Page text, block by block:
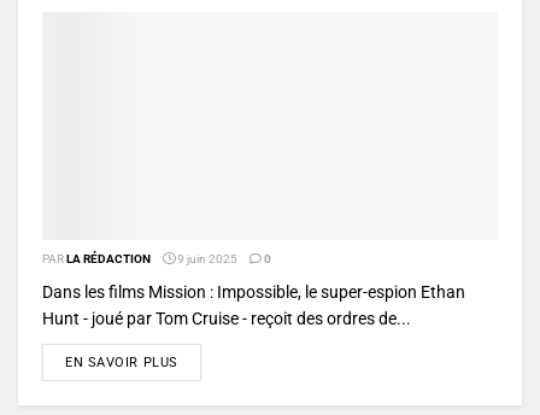
PARLA RÉDACTION 9 juin 2025 0
Dans les films Mission : Impossible, le super-espion Ethan
Hunt - joué par Tom Cruise - reçoit des ordres de...
EN SAVOIR PLUS